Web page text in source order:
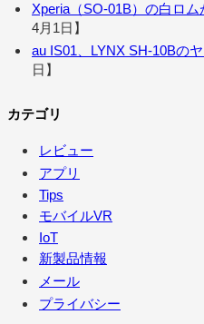
Xperia（SO-01B）の白ロ
4月1日】
au IS01、LYNX SH-10Bの
日】
カテゴリ
レビュー
アプリ
Tips
モバイルVR
IoT
新製品情報
メール
プライバシー